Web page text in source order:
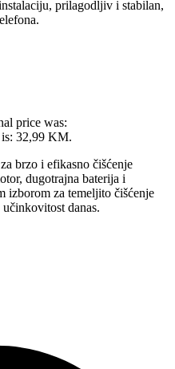
prilagodljiv i stabilan,
price was:
32,99 KM.
brzo i efikasno čišćenje
dugotrajna baterija i
izborom za temeljito čišćenje
danas.